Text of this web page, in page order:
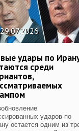
29.07.2026
удары по
среди
ударов по
остается одним из